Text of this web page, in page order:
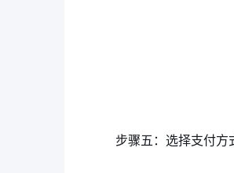
步骤五：选择支付方